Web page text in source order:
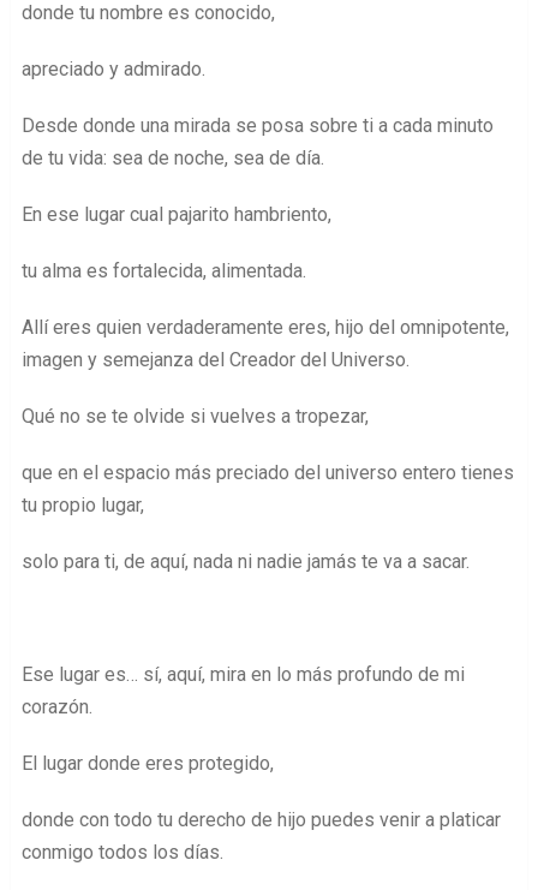
donde tu nombre es conocido,
apreciado y admirado.
Desde donde una mirada se posa sobre ti a cada minuto
de tu vida: sea de noche, sea de día.
En ese lugar cual pajarito hambriento,
tu alma es fortalecida, alimentada.
Allí eres quien verdaderamente eres, hijo del omnipotente,
imagen y semejanza del Creador del Universo.
Qué no se te olvide si vuelves a tropezar,
que en el espacio más preciado del universo entero tienes
tu propio lugar,
solo para ti, de aquí, nada ni nadie jamás te va a sacar.
Ese lugar es… sí, aquí, mira en lo más profundo de mi
corazón.
El lugar donde eres protegido,
donde con todo tu derecho de hijo puedes venir a platicar
conmigo todos los días.